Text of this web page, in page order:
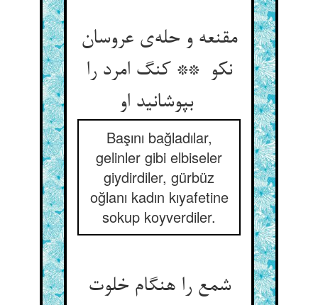
مقنعه و حله‌ی عروسان
نکو ** کنگ امرد را
بپوشانید او
Başını bağladılar,
gelinler gibi elbiseler
giydirdiler, gürbüz
oğlanı kadın kıyafetine
sokup koyverdiler.
شمع را هنگام خلوت